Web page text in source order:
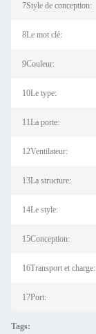
7Style de conception:
8Le mot clé:
9Couleur:
10Le type:
11La porte:
12Ventilateur:
13La structure:
14Le style:
15Conception:
16Transport et charge:
17Port:
Tags: